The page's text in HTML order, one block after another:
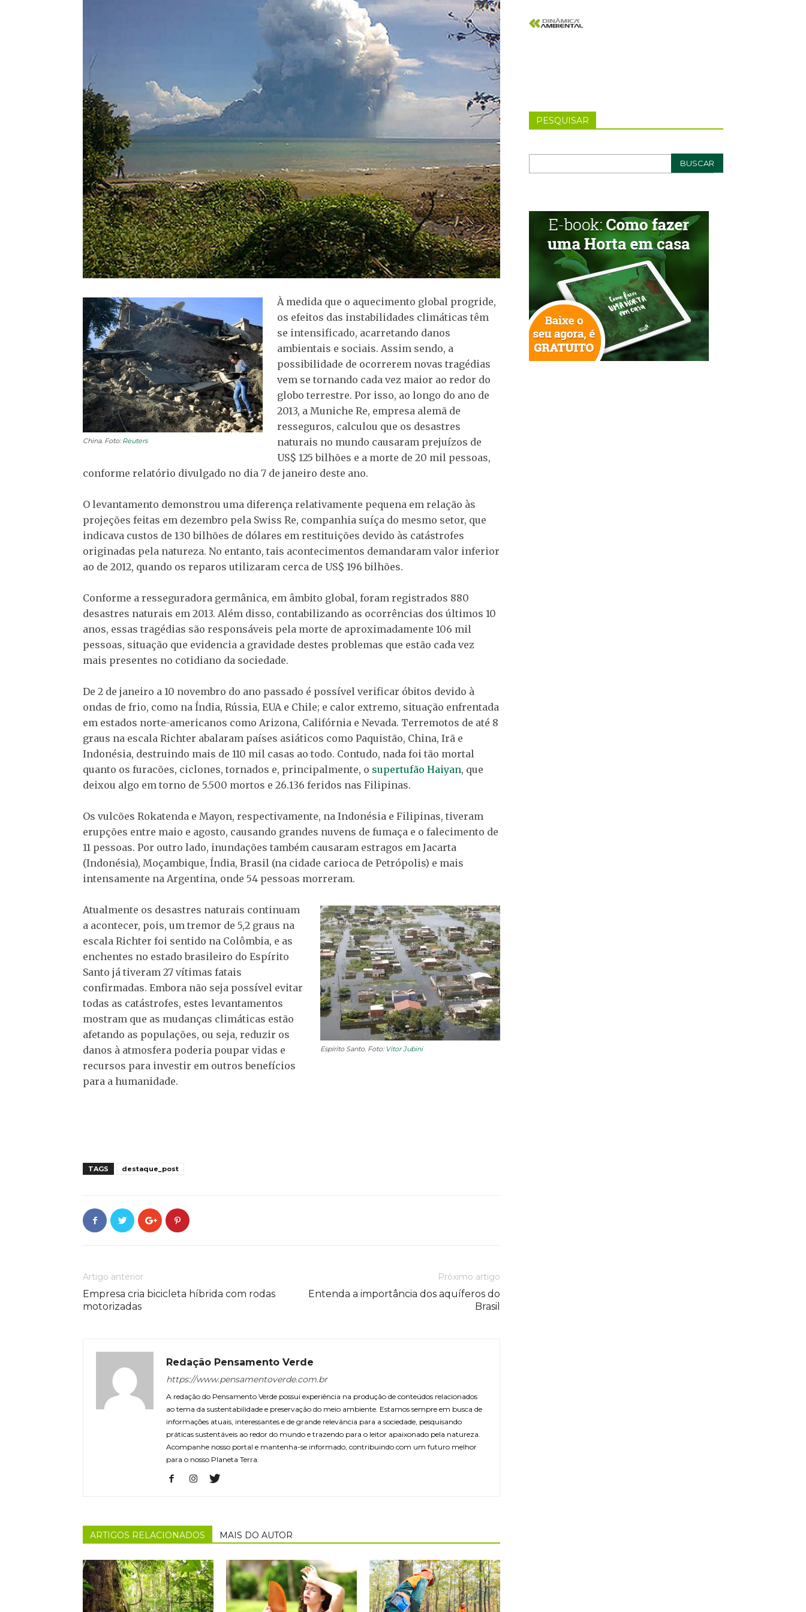
China. Foto: Reuters
À medida que o aquecimento global progride,
os efeitos das instabilidades climáticas têm
se intensificado, acarretando danos
ambientais e sociais. Assim sendo, a
possibilidade de ocorrerem novas tragédias
vem se tornando cada vez maior ao redor do
globo terrestre. Por isso, ao longo do ano de
2013, a Muniche Re, empresa alemã de
resseguros, calculou que os desastres
naturais no mundo causaram prejuízos de
US$ 125 bilhões e a morte de 20 mil pessoas,
conforme relatório divulgado no dia 7 de janeiro deste ano.
O levantamento demonstrou uma diferença relativamente pequena em relação às
projeções feitas em dezembro pela Swiss Re, companhia suíça do mesmo setor, que
indicava custos de 130 bilhões de dólares em restituições devido às catástrofes
originadas pela natureza. No entanto, tais acontecimentos demandaram valor inferior
ao de 2012, quando os reparos utilizaram cerca de US$ 196 bilhões.
Conforme a resseguradora germânica, em âmbito global, foram registrados 880
desastres naturais em 2013. Além disso, contabilizando as ocorrências dos últimos 10
anos, essas tragédias são responsáveis pela morte de aproximadamente 106 mil
pessoas, situação que evidencia a gravidade destes problemas que estão cada vez
mais presentes no cotidiano da sociedade.
De 2 de janeiro a 10 novembro do ano passado é possível verificar óbitos devido à
ondas de frio, como na Índia, Rússia, EUA e Chile; e calor extremo, situação enfrentada
em estados norte-americanos como Arizona, Califórnia e Nevada. Terremotos de até 8
graus na escala Richter abalaram países asiáticos como Paquistão, China, Irã e
Indonésia, destruindo mais de 110 mil casas ao todo. Contudo, nada foi tão mortal
quanto os furacões, ciclones, tornados e, principalmente, o supertufão Haiyan, que
deixou algo em torno de 5.500 mortos e 26.136 feridos nas Filipinas.
Os vulcões Rokatenda e Mayon, respectivamente, na Indonésia e Filipinas, tiveram
erupções entre maio e agosto, causando grandes nuvens de fumaça e o falecimento de
11 pessoas. Por outro lado, inundações também causaram estragos em Jacarta
(Indonésia), Moçambique, Índia, Brasil (na cidade carioca de Petrópolis) e mais
intensamente na Argentina, onde 54 pessoas morreram.
Espírito Santo. Foto: Vitor Jubini
Atualmente os desastres naturais continuam
a acontecer, pois, um tremor de 5,2 graus na
escala Richter foi sentido na Colômbia, e as
enchentes no estado brasileiro do Espírito
Santo já tiveram 27 vítimas fatais
confirmadas. Embora não seja possível evitar
todas as catástrofes, estes levantamentos
mostram que as mudanças climáticas estão
afetando as populações, ou seja, reduzir os
danos à atmosfera poderia poupar vidas e
recursos para investir em outros benefícios
para a humanidade.
TAGS destaque_post
Artigo anterior
Empresa cria bicicleta híbrida com rodas
motorizadas
Próximo artigo
Entenda a importância dos aquíferos do
Brasil
Redação Pensamento Verde
https://www.pensamentoverde.com.br
A redação do Pensamento Verde possui experiência na produção de conteúdos relacionados
ao tema da sustentabilidade e preservação do meio ambiente. Estamos sempre em busca de
informações atuais, interessantes e de grande relevância para a sociedade, pesquisando
práticas sustentáveis ao redor do mundo e trazendo para o leitor apaixonado pela natureza.
Acompanhe nosso portal e mantenha-se informado, contribuindo com um futuro melhor
para o nosso Planeta Terra.
ARTIGOS RELACIONADOS MAIS DO AUTOR
PESQUISAR